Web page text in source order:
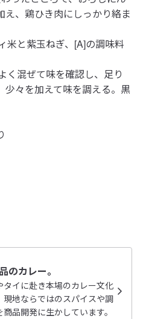
え、鶏ひき肉にしっかり絡ま
と紫玉ねぎ、[A]の調味料
混ぜて味を確認し、足り
少々を加えて味を調える。黒
のカレー。
タイに赴き本場のカレー文化
現地ならではのスパイスや調
品開発に生かしています。